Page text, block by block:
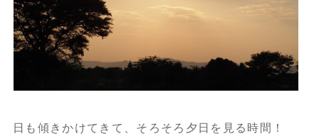
日も傾きかけてきて、そろそろ夕日を見る時間！